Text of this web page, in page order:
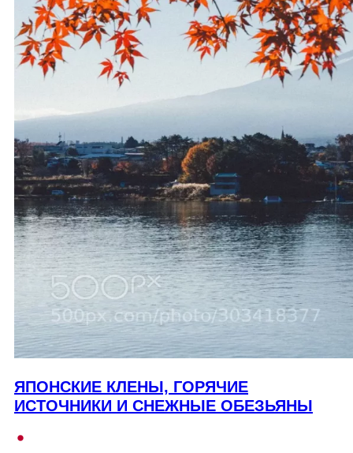
ЯПОНСКИЕ КЛЕНЫ, ГОРЯЧИЕ
ИСТОЧНИКИ И СНЕЖНЫЕ ОБЕЗЬЯНЫ